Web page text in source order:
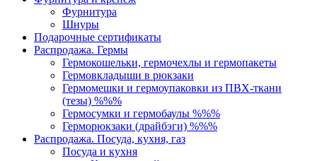
Фурнитура
Шнуры
Подарочные сертификаты
Распродажа. Гермы
Гермокошельки, гермочехлы и гермопакеты
Гермовкладыши в рюкзаки
Гермомешки и гермоупаковки из ПВХ-ткани
(тезы) %%%
Гермосумки и гермобаулы %%%
Герморюкзаки (драйбэги) %%%
Распродажа. Посуда, кухня, газ
Посуда и кухня